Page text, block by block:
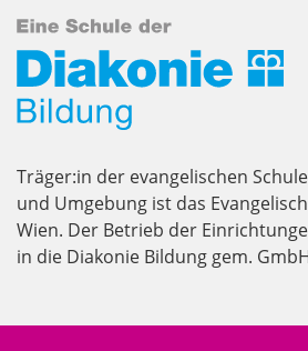
Träger:in der evangelischen
und Umgebung ist das
Wien. Der Betrieb der
in die Diakonie Bildung gem.